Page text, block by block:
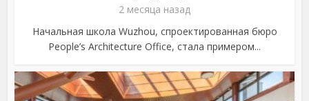
2 месяца назад
Начальная школа Wuzhou, спроектированная бюро
People’s Architecture Office, стала примером...